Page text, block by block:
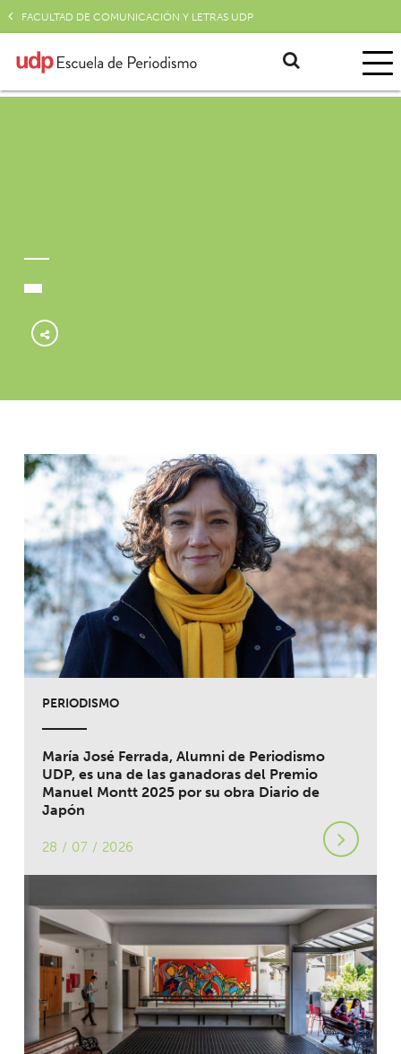
FACULTAD DE COMUNICACIÓN Y LETRAS UDP
PERIODISMO
María José Ferrada, Alumni de Periodismo
UDP, es una de las ganadoras del Premio
Manuel Montt 2025 por su obra Diario de
Japón
28 / 07 / 2026